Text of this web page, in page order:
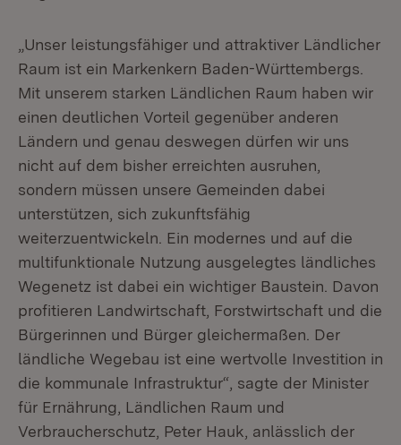
„Unser leistungsfähiger und attraktiver Ländlicher
Raum ist ein Markenkern Baden-Württembergs.
Mit unserem starken Ländlichen Raum haben wir
einen deutlichen Vorteil gegenüber anderen
Ländern und genau deswegen dürfen wir uns
nicht auf dem bisher erreichten ausruhen,
sondern müssen unsere Gemeinden dabei
unterstützen, sich zukunftsfähig
weiterzuentwickeln. Ein modernes und auf die
multifunktionale Nutzung ausgelegtes ländliches
Wegenetz ist dabei ein wichtiger Baustein. Davon
profitieren Landwirtschaft, Forstwirtschaft und die
Bürgerinnen und Bürger gleichermaßen. Der
ländliche Wegebau ist eine wertvolle Investition in
die kommunale Infrastruktur“, sagte der Minister
für Ernährung, Ländlichen Raum und
Verbraucherschutz, Peter Hauk, anlässlich der